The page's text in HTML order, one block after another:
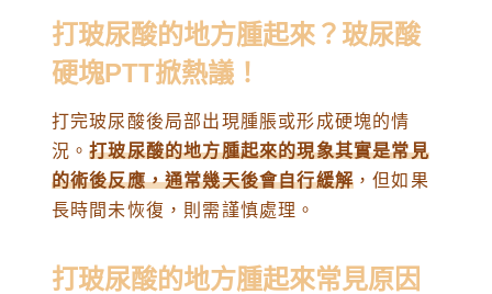
打玻尿酸的地方腫起來？玻尿酸
硬塊PTT掀熱議！
打完玻尿酸後局部出現腫脹或形成硬塊的情
況。打玻尿酸的地方腫起來的現象其實是常見
的術後反應，通常幾天後會自行緩解 ，但如果
長時間未恢復，則需謹慎處理。
打玻尿酸的地方腫起來常見原因